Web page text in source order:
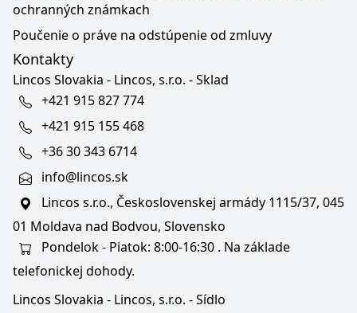
ochranných známkach
Poučenie o práve na odstúpenie od zmluvy
Kontakty
Lincos Slovakia - Lincos, s.r.o. - Sklad
+421 915 827 774
+421 915 155 468
+36 30 343 6714
info@lincos.sk
Lincos s.r.o., Československej armády 1115/37, 045
01 Moldava nad Bodvou, Slovensko
Pondelok - Piatok: 8:00-16:30 . Na základe
telefonickej dohody.
Lincos Slovakia - Lincos, s.r.o. - Sídlo